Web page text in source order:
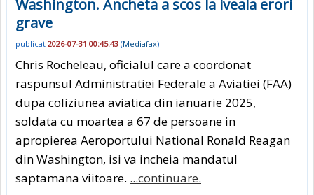
Washington. Ancheta a scos la iveala erori
grave
publicat 2026-07-31 00:45:43 (Mediafax)
Chris Rocheleau, oficialul care a coordonat
raspunsul Administratiei Federale a Aviatiei (FAA)
dupa coliziunea aviatica din ianuarie 2025,
soldata cu moartea a 67 de persoane in
apropierea Aeroportului National Ronald Reagan
din Washington, isi va incheia mandatul
saptamana viitoare. ...continuare.